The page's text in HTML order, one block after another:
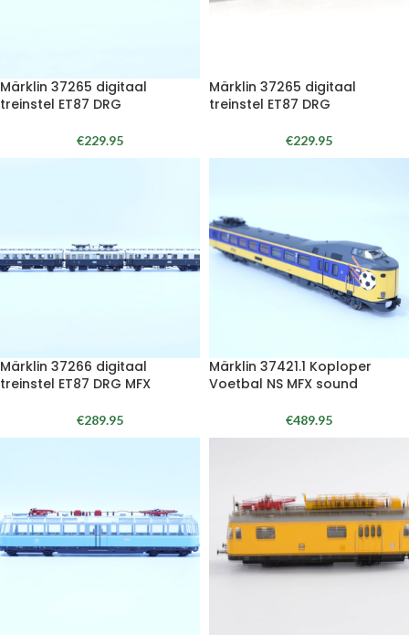
Märklin 37265 digitaal
treinstel ET87 DRG
€229.95
Märklin 37265 digitaal
treinstel ET87 DRG
€229.95
Märklin 37266 digitaal
treinstel ET87 DRG MFX
€289.95
Märklin 37421.1 Koploper
Voetbal NS MFX sound
€489.95